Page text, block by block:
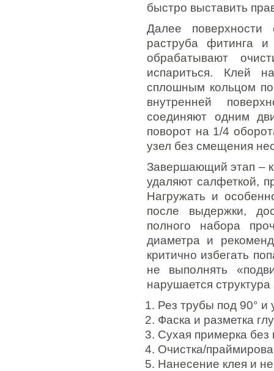
быстро выставить
Далее поверхности
раструба фитинга
обрабатывают
испариться. Клей
сплошным кольцом
внутренней
соединяют одним
поворот на 1/4
узел без смещения
Завершающий этап –
удаляют салфеткой,
Нагружать и
после выдержки,
полного набора
диаметра и
критично избегать
не выполнять
нарушается
Рез трубы под 90° и
Фаска и разметка
Сухая примерка без
Очистка/
Нанесение клея и